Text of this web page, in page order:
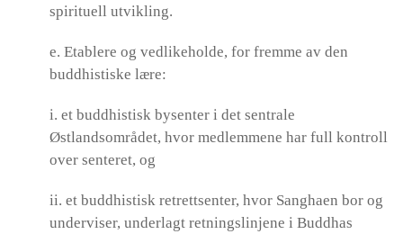
spirituell utvikling.
e. Etablere og vedlikeholde, for fremme av den
buddhistiske lære:
i. et buddhistisk bysenter i det sentrale
Østlandsområdet, hvor medlemmene har full kontroll
over senteret, og
ii. et buddhistisk retrettsenter, hvor Sanghaen bor og
underviser, underlagt retningslinjene i Buddhas